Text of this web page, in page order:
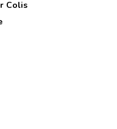
Colis